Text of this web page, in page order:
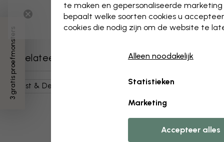
Gerelateerde categorieën
Kunst & Design Grafische Kunst Typografie
3 gratis proefmonsters
te maken en gepersonaliseerde
bepaalt welke soorten cookies u
cookies die nodig zijn om de website te
Alleen noodakelijk
Statistieken
Marketing
Accepteer alles